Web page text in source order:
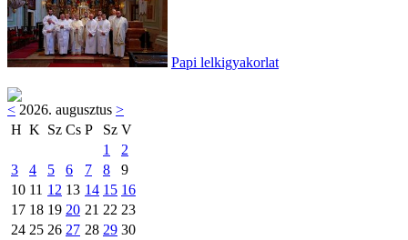
Papi lelkigyakorlat
< 2026. augusztus >
H K Sz Cs P Sz V
1
2
3
4 5 6 7 8
9
10 11 12 13 14 15 16
17 18 19 20 21 22 23
24 25 26 27 28 29 30